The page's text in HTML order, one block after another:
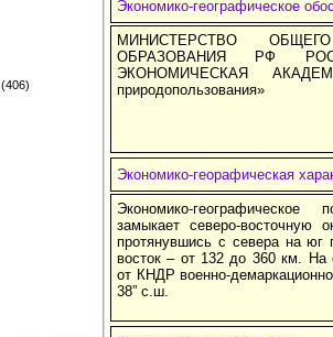
(406)
Экономико-географическое
МИНИСТЕРСТВО
ОБРАЗОВАНИЯ РФ
ЭКОНОМИЧЕСКАЯ
природопользования»
Экономико-георафическая
Экономико-географическое
замыкает северо-восточную
протянувшись с севера на
восток – от 132 до 360 км. На
от КНДР военно-
38” с.ш.